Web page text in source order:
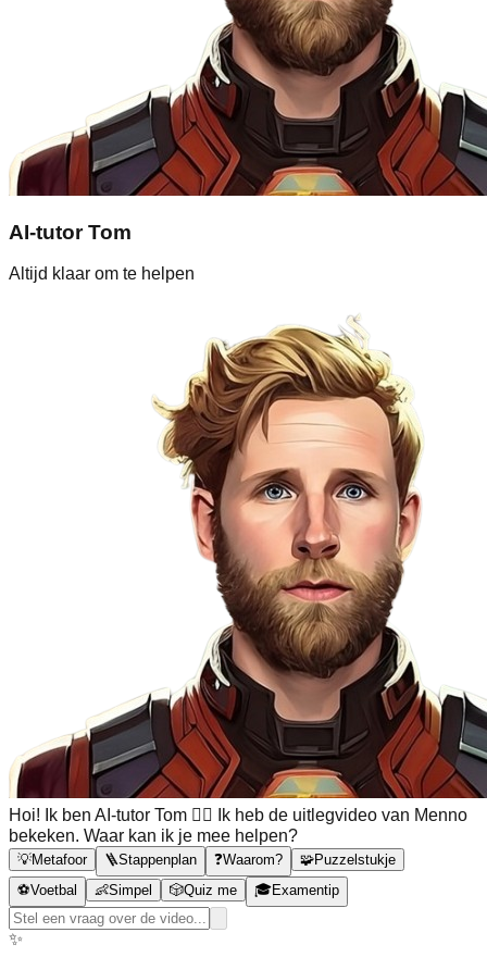
AI-tutor Tom
Altijd klaar om te helpen
Hoi! Ik ben AI-tutor Tom 🙋‍♂️ Ik heb de uitlegvideo van Menno
bekeken. Waar kan ik je mee helpen?
💡Metafoor 🪜Stappenplan ❓Waarom? 🧩Puzzelstukje
⚽Voetbal 👶Simpel 🎲Quiz me 🎓Examentip
✨